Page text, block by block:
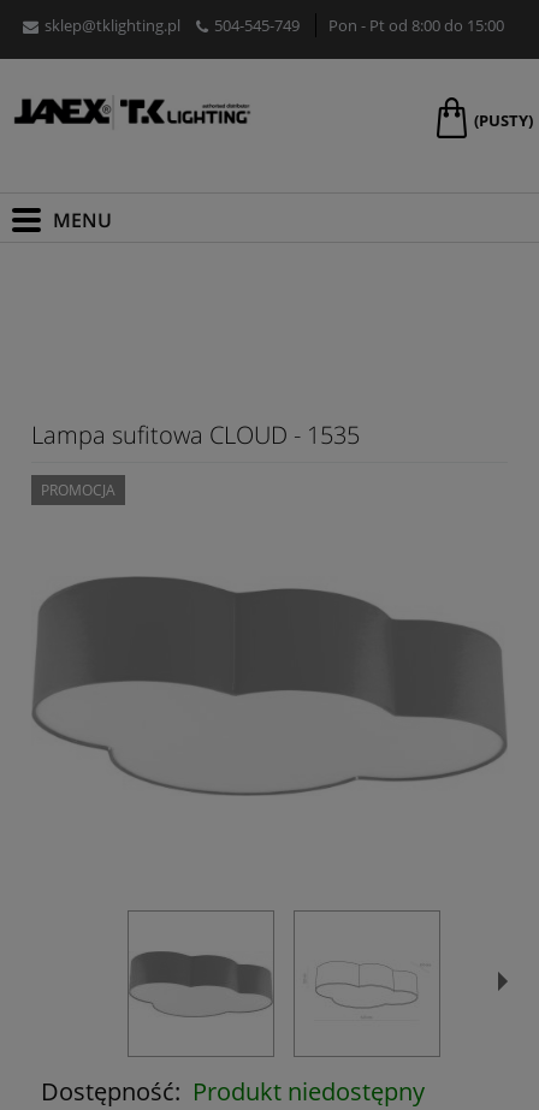
sklep@tklighting.pl 504-545-749 Pon - Pt od 8:00 do 15:00
(PUSTY)
Lampa sufitowa CLOUD - 1535
PROMOCJA
Dostępność: Produkt niedostępny